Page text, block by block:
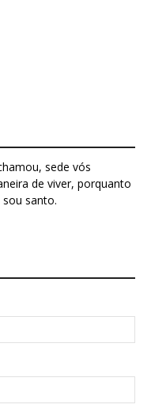
sede vós
de viver, porquanto
santo.